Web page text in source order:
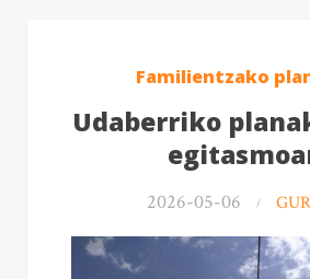
Familientzako
Udaberriko
2026-05-06